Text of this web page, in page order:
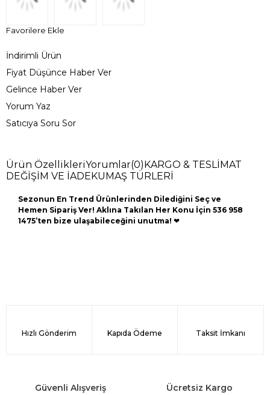
Favorilere Ekle
İndirimli Ürün
Fiyat Düşünce Haber Ver
Gelince Haber Ver
Yorum Yaz
Satıcıya Soru Sor
Ürün ÖzellikleriYorumlar(0) KARGO & TESLİMAT
DEĞİŞİM VE İADE KUMAŞ TÜRLERİ
Sezonun En Trend Ürünlerinden Dilediğini Seç ve
Hemen Sipariş Ver! Aklına Takılan Her Konu İçin 536 958
1475’ten bize ulaşabileceğini unutma! ❤
Hızlı Gönderim Kapıda Ödeme Taksit İmkanı
Güvenli Alışveriş
Ücretsiz Kargo